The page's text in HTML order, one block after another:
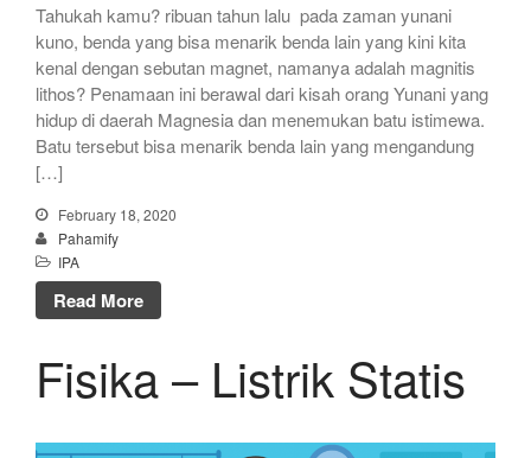
Tahukah kamu? ribuan tahun lalu pada zaman yunani
kuno, benda yang bisa menarik benda lain yang kini kita
kenal dengan sebutan magnet, namanya adalah magnitis
lithos? Penamaan ini berawal dari kisah orang Yunani yang
hidup di daerah Magnesia dan menemukan batu istimewa.
Batu tersebut bisa menarik benda lain yang mengandung
[…]
February 18, 2020
Pahamify
IPA
Read More
Fisika – Listrik Statis